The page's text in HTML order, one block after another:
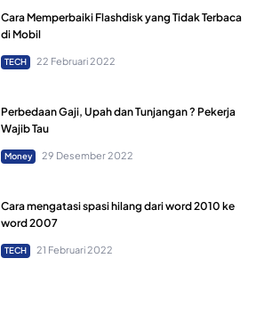
Cara Memperbaiki Flashdisk yang Tidak Terbaca
di Mobil
TECH 22 Februari 2022
Perbedaan Gaji, Upah dan Tunjangan ? Pekerja
Wajib Tau
Money 29 Desember 2022
Cara mengatasi spasi hilang dari word 2010 ke
word 2007
TECH 21 Februari 2022